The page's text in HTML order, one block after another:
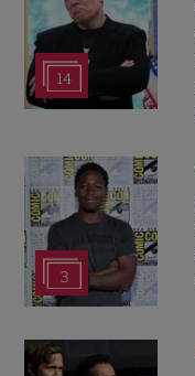
14
3